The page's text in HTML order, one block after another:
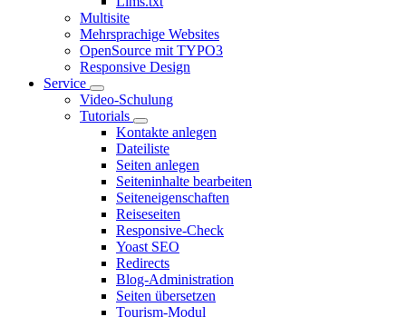
Multisite
Mehrsprachige Websites
OpenSource mit TYPO3
Responsive Design
Service
Video-Schulung
Tutorials
Kontakte anlegen
Dateiliste
Seiten anlegen
Seiteninhalte bearbeiten
Seiteneigenschaften
Reiseseiten
Responsive-Check
Yoast SEO
Redirects
Blog-Administration
Seiten übersetzen
Tourism-Modul